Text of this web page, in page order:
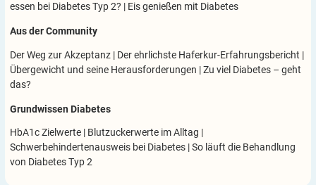
essen bei Diabetes Typ 2? | Eis genießen mit Diabetes
Aus der Community
Der Weg zur Akzeptanz | Der ehrlichste Haferkur-Erfahrungsbericht |
Übergewicht und seine Herausforderungen |Zu viel Diabetes – geht
das?
Grundwissen Diabetes
HbA1c Zielwerte | Blutzuckerwerte im Alltag |
Schwerbehindertenausweis bei Diabetes |So läuft die Behandlung
von Diabetes Typ 2